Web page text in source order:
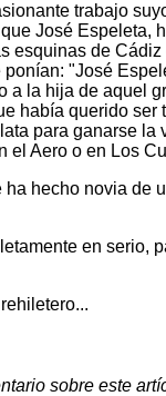
trabajo
José Espeleta,
esquinas de
"José
a la hija de aquel
había querido ser
para ganarse la
el Aero o en Los
hecho novia de
en serio,
sobre este